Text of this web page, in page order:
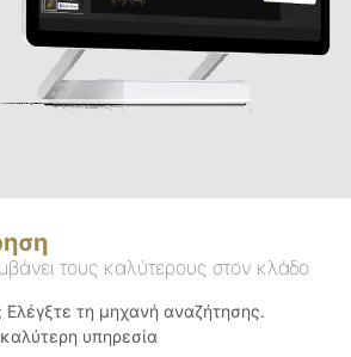
τους καλύτερους στον κλάδο
Ελέγξτε τη μηχανή αναζήτησης.
υπηρεσία